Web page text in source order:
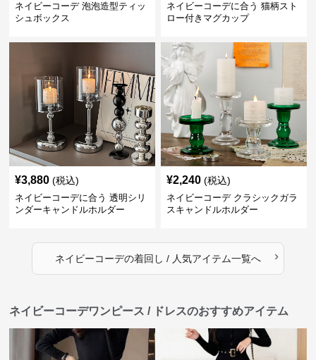
ネイビーコーデ 泡泡造型ティッ
シュボックス
ネイビーコーデに合う 猫柄スト
ロー付きマグカップ
¥3,880 (税込)
ネイビーコーデに合う 透明シリ
ンダーキャンドルホルダー
¥2,240 (税込)
ネイビーコーデ クラシックガラ
スキャンドルホルダー
ネイビーコーデの着回し / 人気アイテム一覧へ ›
ネイビーコーデワンピース / ドレスのおすすめアイテム